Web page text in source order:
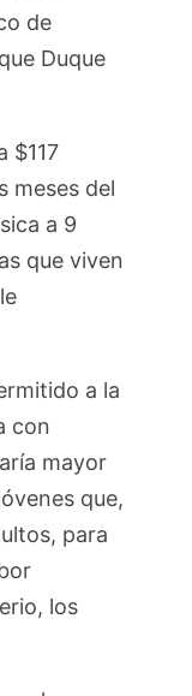
de
Duque
$117
meses del
a 9
que viven
a la
con
mayor
que,
para
los